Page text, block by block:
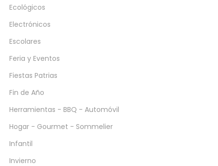
Ecológicos
Electrónicos
Escolares
Feria y Eventos
Fiestas Patrias
Fin de Año
Herramientas - BBQ - Automóvil
Hogar - Gourmet - Sommelier
Infantil
Invierno